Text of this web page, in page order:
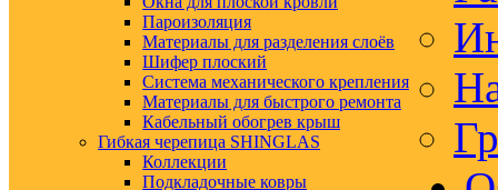
Пароизоляция
Материалы для разделения слоёв
Шифер плоский
Система механического крепления
Материалы для быстрого ремонта
Кабельный обогрев крыш
Гибкая черепица SHINGLAS
Коллекции
Подкладочные ковры